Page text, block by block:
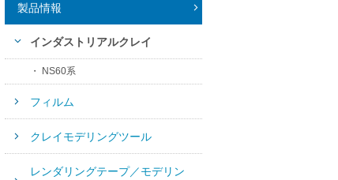
製品情報
インダストリアルクレイ
NS60系
フィルム
クレイモデリングツール
レンダリングテープ／モデリン